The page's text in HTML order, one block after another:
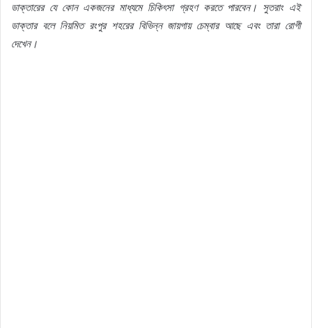
ডাক্তারের যে কোন একজনের মাধ্যমে চিকিৎসা গ্রহণ করতে পারবেন। সুতরাং এই
ডাক্তার বলে নিয়মিত রংপুর শহরের বিভিন্ন জায়গায় চেম্বার আছে এবং তারা রোগী
দেখেন।